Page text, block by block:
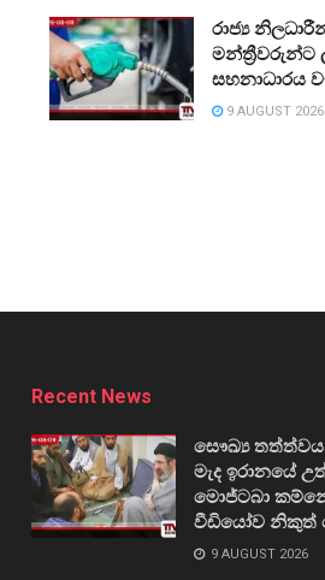
රාජ්‍ය
මන්ත්‍රීවරුන්ට
සහනාධාරය
9 AUGUST 2026
Recent News
සෞඛ්‍ය තත්ත්වය
මැද ඉරානයේ
මොජ්ටබා
වීඩියෝව නිකුත්
9 AUGUST 2026